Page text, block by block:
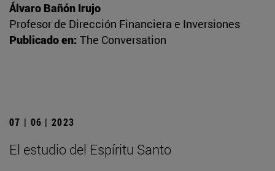
Álvaro Bañón Irujo
Profesor de Dirección Financiera e Inversiones
Publicado en: The Conversation
07 | 06 | 2023
El estudio del Espíritu Santo